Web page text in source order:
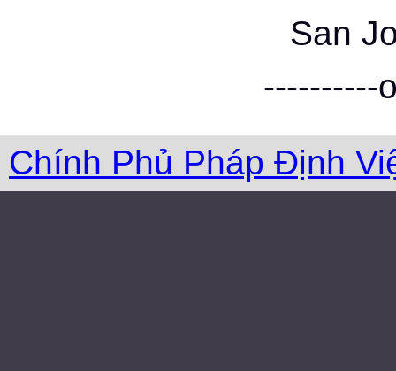
San
----------
Chính Phủ Pháp Ðịnh